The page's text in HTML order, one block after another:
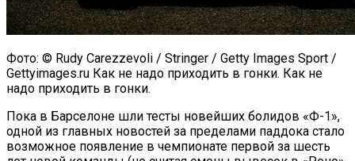
Фото: © Rudy Carezzevoli / Stringer / Getty Images Sport /
Gettyimages.ru Как не надо приходить в гонки. Как не
надо приходить в гонки.
Пока в Барселоне шли тесты новейших болидов «Ф-1»,
одной из главных новостей за пределами паддока стало
возможное появление в чемпионате первой за шесть